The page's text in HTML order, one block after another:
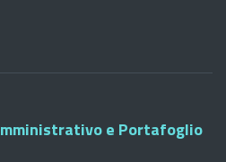
e Portafoglio